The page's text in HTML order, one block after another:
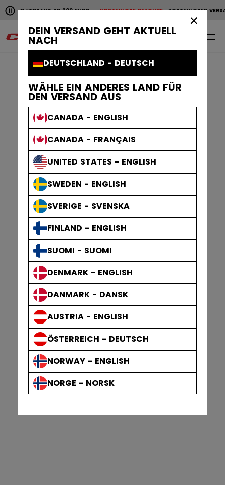
DEIN VERSAND GEHT AKTUELL
NACH
DEUTSCHLAND - DEUTSCH
WÄHLE EIN ANDERES LAND FÜR
DEN VERSAND AUS
CANADA - ENGLISH
CANADA - FRANÇAIS
UNITED STATES - ENGLISH
SWEDEN - ENGLISH
SVERIGE - SVENSKA
FINLAND - ENGLISH
SUOMI - SUOMI
DENMARK - ENGLISH
DANMARK - DANSK
AUSTRIA - ENGLISH
ÖSTERREICH - DEUTSCH
NORWAY - ENGLISH
NORGE - NORSK
Horizontale Bildlaufanimation anhalten.
VERSAND AB 200 EUROKOSTENLOSE RETOURE KOSTENLOSER
KOSTENLOSER VERSAND AB 200 EURO KOSTENLOSE
0